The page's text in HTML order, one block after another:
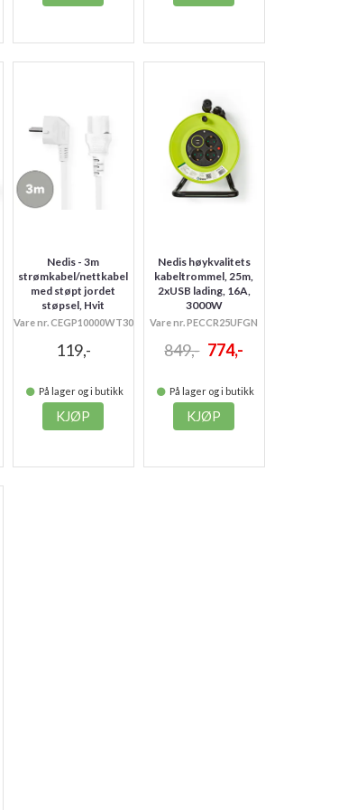
Nedis - 3m
strømkabel/nettkabel
med støpt jordet
støpsel, Hvit
Vare nr. CEGP10000WT30
119,-
På lager og i butikk
KJØP
Nedis høykvalitets
kabeltrommel, 25m,
2xUSB lading, 16A,
3000W
Vare nr. PECCR25UFGN
849,- 774,-
På lager og i butikk
KJØP